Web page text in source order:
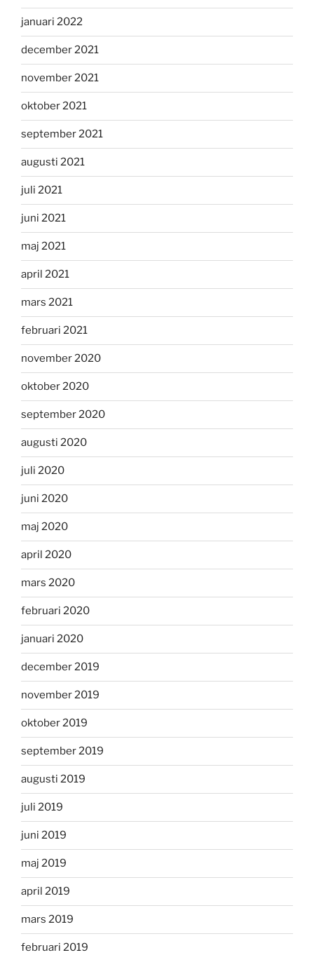
januari 2022
december 2021
november 2021
oktober 2021
september 2021
augusti 2021
juli 2021
juni 2021
maj 2021
april 2021
mars 2021
februari 2021
november 2020
oktober 2020
september 2020
augusti 2020
juli 2020
juni 2020
maj 2020
april 2020
mars 2020
februari 2020
januari 2020
december 2019
november 2019
oktober 2019
september 2019
augusti 2019
juli 2019
juni 2019
maj 2019
april 2019
mars 2019
februari 2019